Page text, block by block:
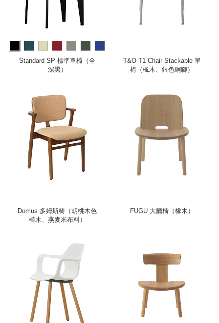
more
Standard SP 標準單椅（全
深黑）
T&O T1 Chair Stackable 單
椅（楓木、銀色鋼腳）
Domus 多姆斯椅（胡桃木色
樺木、燕麥米布料）
FUGU 大廳椅（橡木）